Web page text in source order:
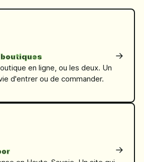
en ligne, ou les deux. Un
d'entrer ou de commander.
→
→